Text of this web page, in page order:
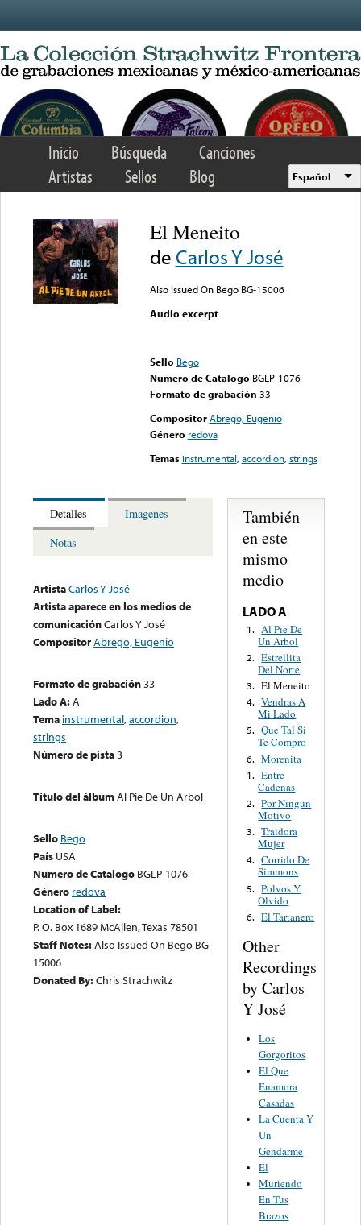
Inicio Búsqueda
Canciones
Artistas
Sellos Blog Español
El Meneito
de Carlos Y José
Also Issued On Bego BG-15006
Audio excerpt
Sello Bego
Numero de Catalogo BGLP-1076
Formato de grabación 33
Compositor Abrego, Eugenio
Género redova
Temas instrumental,accordion,strings
Detalles
Imagenes
Notas
ArtistaCarlos Y José
Artista aparece en los medios de
comunicaciónCarlos Y José
CompositorAbrego, Eugenio
Formato de grabación33
Lado A:A
Tema instrumental,accordion,
strings
Número de pista3
Título del álbumAl Pie De Un Arbol
Sello Bego
País USA
Numero de Catalogo BGLP-1076
Género redova
Location of Label:
P. O. Box 1689 McAllen, Texas 78501
Staff Notes:Also Issued On Bego BG-
15006
Donated By:Chris Strachwitz
También
en este
mismo
medio
LADO A
1. Al Pie De
Un Arbol
2. Estrellita
Del Norte
3. El Meneito
4. Vendras A
Mi Lado
5. Que Tal Si
Te Compro
6. Morenita
1. Entre
Cadenas
2. Por Ningun
Motivo
3. Traidora
Mujer
4. Corrido De
Simmons
5. Polvos Y
Olvido
6. El Tartanero
Other
Recordings
by Carlos
Y José
Los
Gorgoritos
El Que
Enamora
Casadas
La Cuenta Y
Un
Gendarme
El
Muriendo
En Tus
Brazos